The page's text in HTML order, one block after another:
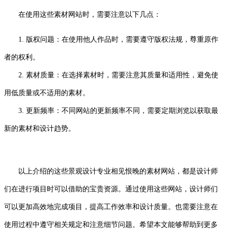
在使用这些素材网站时，需要注意以下几点：
1. 版权问题：在使用他人作品时，需要遵守版权法规，尊重原作
者的权利。
2. 素材质量：在选择素材时，需要注意其质量和适用性，避免使
用低质量或不适用的素材。
3. 更新频率：不同网站的更新频率不同，需要定期浏览以获取最
新的素材和设计趋势。
以上介绍的这些景观设计专业相见恨晚的素材网站，都是设计师
们在进行项目时可以借助的宝贵资源。通过使用这些网站，设计师们
可以更加高效地完成项目，提高工作效率和设计质量。也需要注意在
使用过程中遵守相关规定和注意细节问题。希望本文能够帮助到更多